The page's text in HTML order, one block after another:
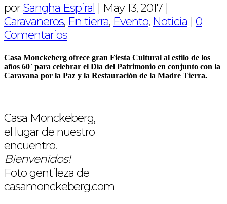
porSangha Espiral | May 13, 2017 |
Caravaneros, En tierra, Evento, Noticia | 0
Comentarios
Casa Monckeberg ofrece gran Fiesta Cultural al estilo de los
años 60` para celebrar el Día del Patrimonio en conjunto con la
Caravana por la Paz y la Restauración de la Madre Tierra.
Casa Monckeberg,
el lugar de nuestro
encuentro.
Bienvenidos!
Foto gentileza de
casamonckeberg.com